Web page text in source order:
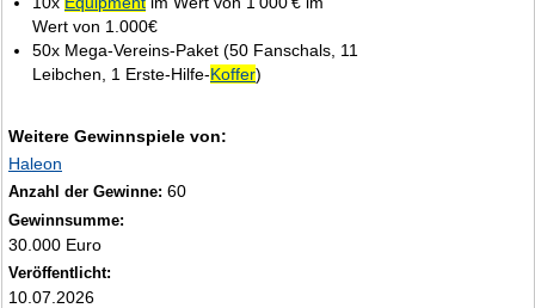
Wert von 1.000€
50x Mega-Vereins-Paket (50 Fanschals, 11
Leibchen, 1 Erste-Hilfe-Koffer)
Weitere Gewinnspiele von:
Haleon
Anzahl der Gewinne: 60
Gewinnsumme:
30.000 Euro
Veröffentlicht:
10.07.2026